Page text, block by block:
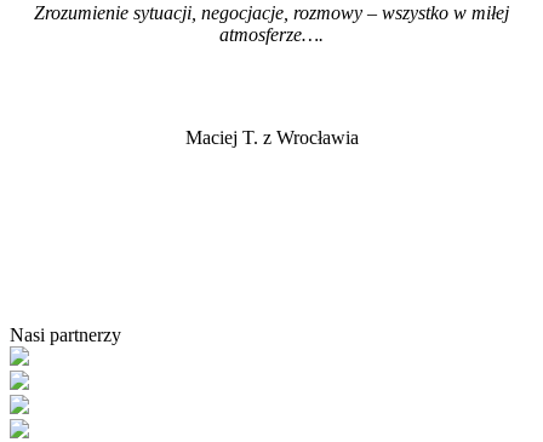
Zrozumienie sytuacji, negocjacje, rozmowy – wszystko w miłej
atmosferze….
Maciej T. z Wrocławia
Nasi partnerzy